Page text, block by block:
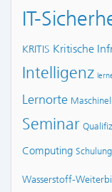
IT-
KRITIS Kritische
Intelligenz
Lernorte
Seminar
Computing Schulung
Wasserstoff-